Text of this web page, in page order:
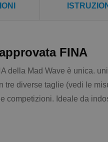
FINA
della Mad Wave è unica.
diverse taglie (vedi le
competizioni. Ideale da